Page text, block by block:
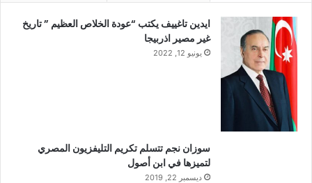
ايدين تاغييف يكتب “عودة الخلاص العظيم ” تاريخ
غير مصير اذربيجا
يونيو 12, 2022
سوزان نجم تتسلم تكريم التليفزيون المصري
لتميزها في ابن أصول
ديسمبر 22, 2019